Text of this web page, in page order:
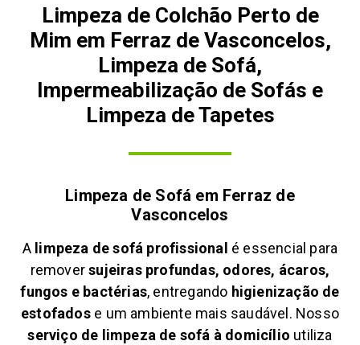
Limpeza de Colchão Perto de
Mim em Ferraz de Vasconcelos,
Limpeza de Sofá,
Impermeabilização de Sofás e
Limpeza de Tapetes
Limpeza de Sofá em Ferraz de
Vasconcelos
A limpeza de sofá profissional é essencial para
removersujeiras profundas, odores, ácaros,
fungos e bactérias, entregando higienização de
estofadose um ambiente mais saudável. Nosso
serviço de limpeza de sofá à domicílio utiliza